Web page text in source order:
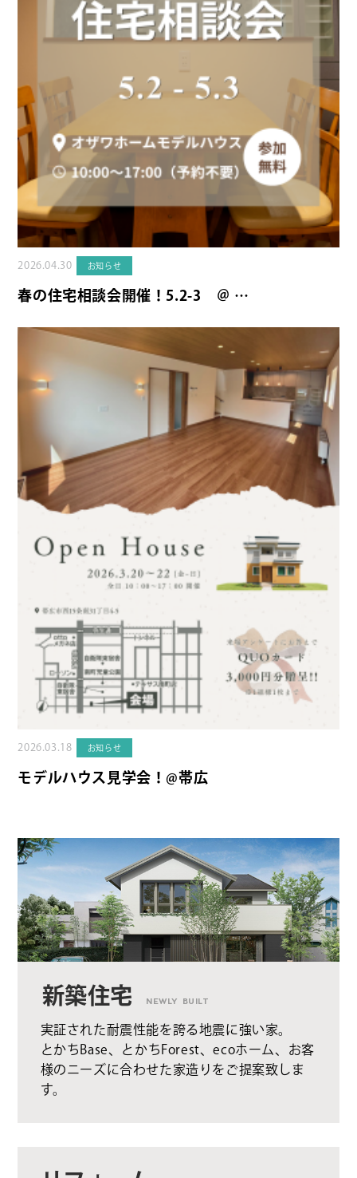
2026.04.30 お知らせ
春の住宅相談会開催！5.2-3 ＠ …
2026.03.18 お知らせ
モデルハウス見学会！@帯広
新築住宅 NEWLY BUILT
実証された耐震性能を誇る地震に強い家。
とかちBase、とかちForest、ecoホーム、お客
様のニーズに合わせた家造りをご提案致しま
す。